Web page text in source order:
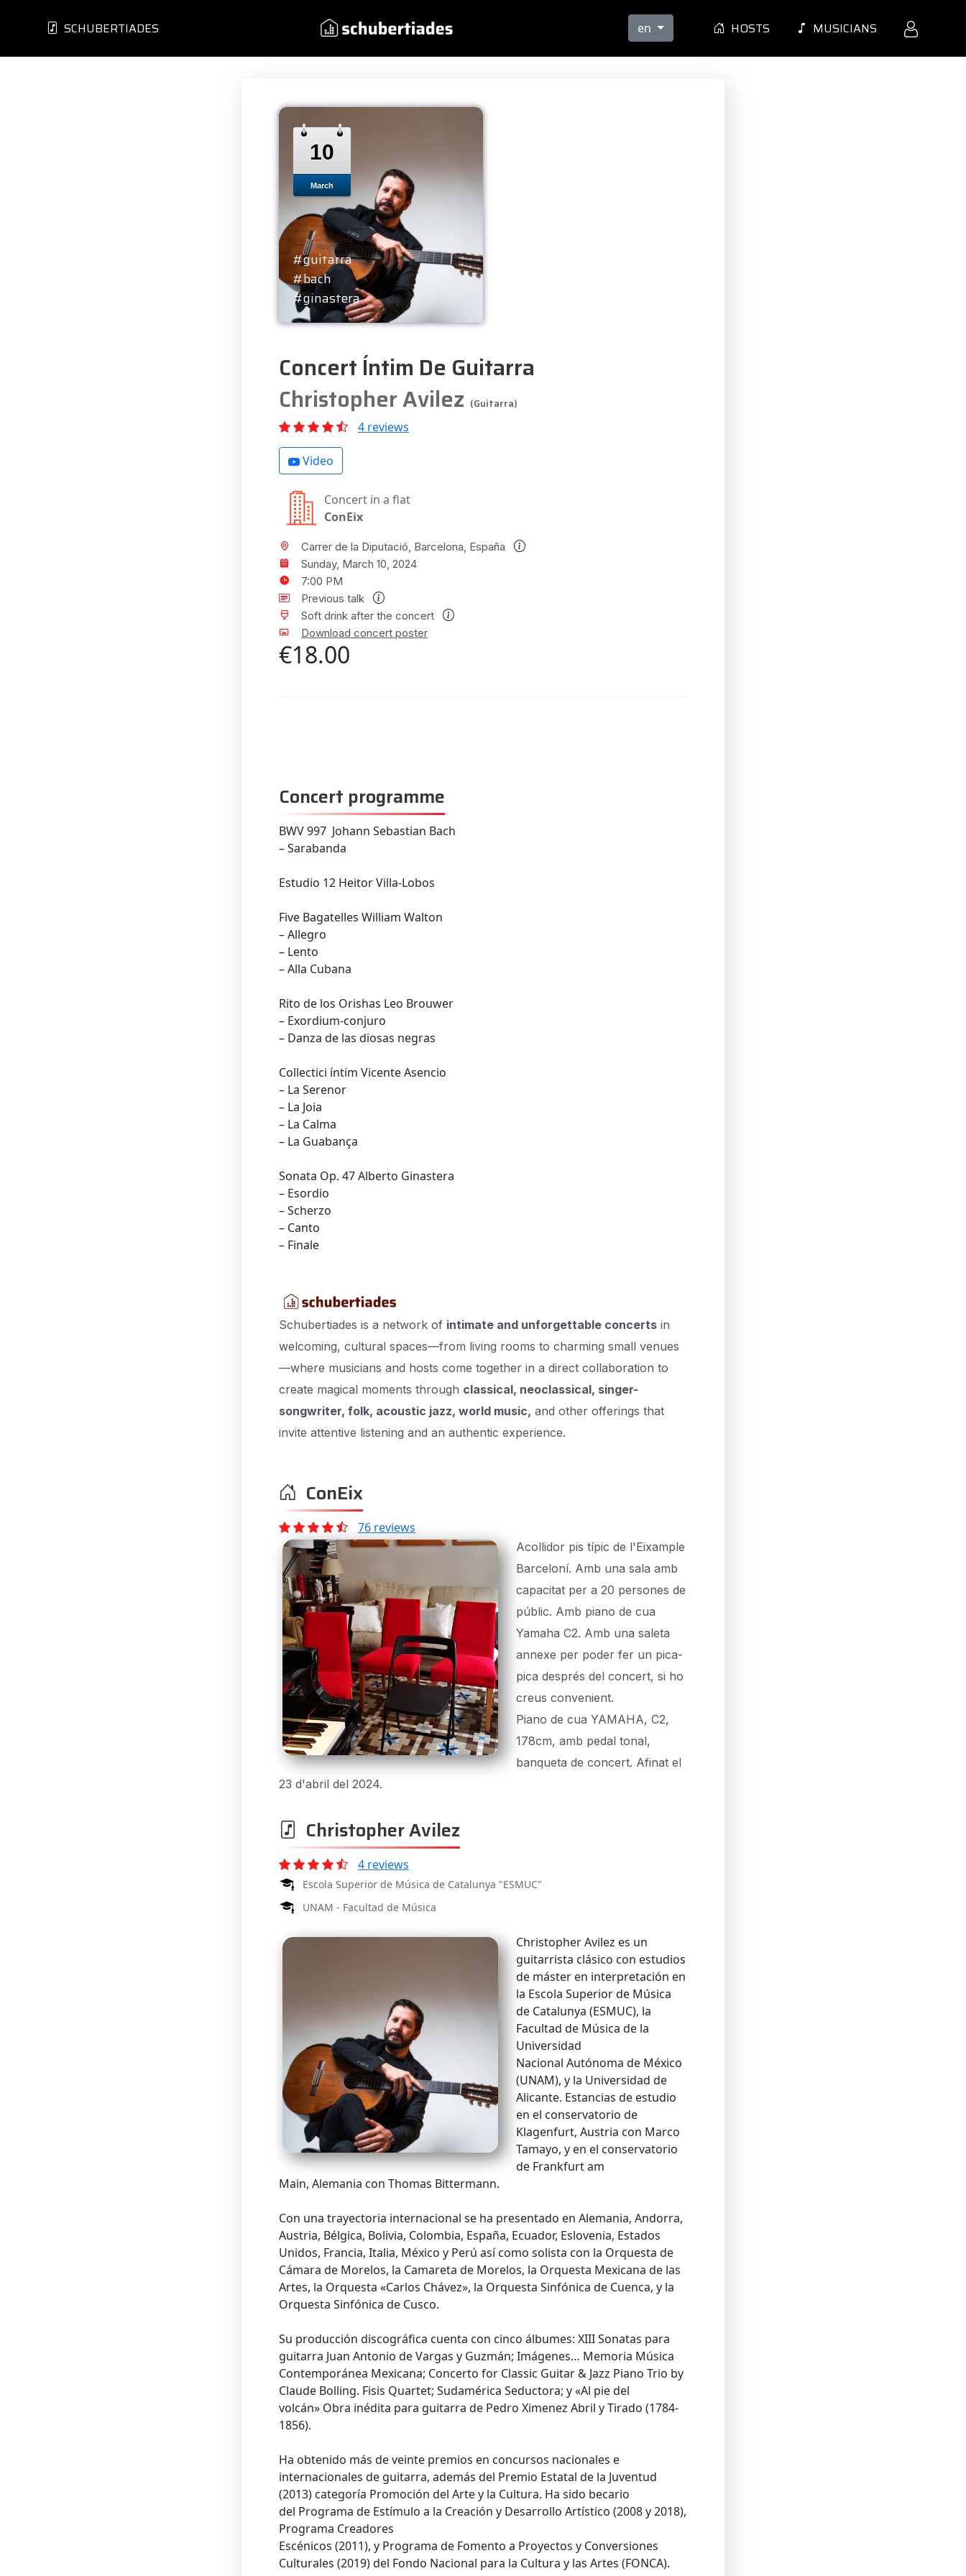
SCHUBERTIADES en HOSTS MUSICIANS
10
March
#guitarra
#bach
#ginastera
Concert Íntim De Guitarra
Christopher Avilez (Guitarra)
4 reviews
Video
Concert in a flat
ConEix
Carrer de la Diputació, Barcelona, España
Sunday, March 10, 2024
7:00 PM
Previous talk
Soft drink after the concert
Download concert poster
€18.00
Concert programme
BWV 997 Johann Sebastian Bach
–Sarabanda
Estudio 12 Heitor Villa-Lobos
Five Bagatelles William Walton
– Allegro
– Lento
– Alla Cubana
Rito de los Orishas Leo Brouwer
– Exordium-conjuro
– Danza de las diosas negras
Collectici íntim Vicente Asencio
– La Serenor
– La Joia
– La Calma
– La Guabança
Sonata Op. 47 Alberto Ginastera
– Esordio
– Scherzo
– Canto
– Finale
Schubertiades is a network of intimate and unforgettable concerts in
welcoming, cultural spaces—from living rooms to charming small venues
—where musicians and hosts come together in a direct collaboration to
create magical moments through classical, neoclassical, singer-
songwriter, folk, acoustic jazz, world music, and other offerings that
invite attentive listening and an authentic experience.
ConEix
76 reviews
Acollidor pis típic de l'Eixample
Barceloní. Amb una sala amb
capacitat per a 20 persones de
públic. Amb piano de cua
Yamaha C2. Amb una saleta
annexe per poder fer un pica-
pica després del concert, si ho
creus convenient.
Piano de cua YAMAHA, C2,
178cm, amb pedal tonal,
banqueta de concert. Afinat el
23 d'abril del 2024.
Christopher Avilez
4 reviews
Escola Superior de Música de Catalunya "ESMUC"
UNAM - Facultad de Música
Christopher Avilez es un
guitarrista clásico con estudios
de máster en interpretación en
la Escola Superior de Música
de Catalunya (ESMUC), la
Facultad de Música de la
Universidad
Nacional Autónoma de México
(UNAM), y la Universidad de
Alicante. Estancias de estudio
en el conservatorio de
Klagenfurt, Austria con Marco
Tamayo, y en el conservatorio
de Frankfurt am
Main, Alemania con Thomas Bittermann.
Con una trayectoria internacional se ha presentado en Alemania, Andorra,
Austria, Bélgica, Bolivia, Colombia, España, Ecuador, Eslovenia, Estados
Unidos, Francia, Italia, México y Perú así como solista con la Orquesta de
Cámara de Morelos, la Camareta de Morelos, la Orquesta Mexicana de las
Artes, la Orquesta «Carlos Chávez», la Orquesta Sinfónica de Cuenca, y la
Orquesta Sinfónica de Cusco.
Su producción discográfica cuenta con cinco álbumes: XIII Sonatas para
guitarra Juan Antonio deVargas y Guzmán; Imágenes… Memoria Música
Contemporánea Mexicana; Concerto for Classic Guitar & Jazz Piano Trio by
Claude Bolling. Fisis Quartet; Sudamérica Seductora; y «Al pie del
volcán» Obra inédita para guitarra de Pedro Ximenez Abril y Tirado (1784-
1856).
Ha obtenido más de veinte premios en concursos nacionales e
internacionales de guitarra, además del Premio Estatal de la Juventud
(2013) categoría Promoción del Arte y la Cultura. Ha sido becario
del Programa de Estímulo a la Creación y Desarrollo Artístico (2008 y 2018),
Programa Creadores
Escénicos (2011), y Programa de Fomento a Proyectos y Conversiones
Culturales (2019) del Fondo Nacional para la Cultura y las Artes (FONCA).